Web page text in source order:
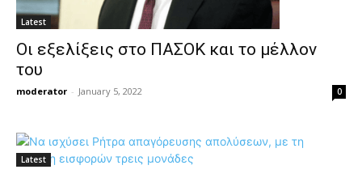
Latest
Οι εξελίξεις στο ΠΑΣΟΚ και το μέλλον
του
moderator - January 5, 2022 0
Latest